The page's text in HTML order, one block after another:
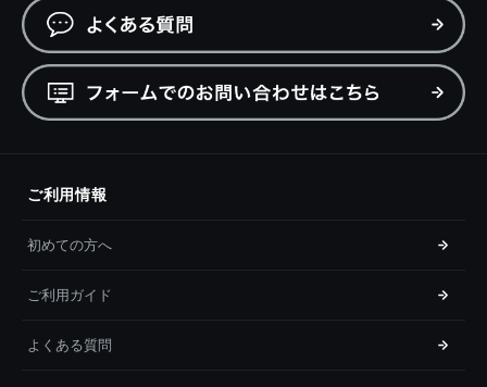
ご利用情報
初めての方へ
ご利用ガイド
よくある質問